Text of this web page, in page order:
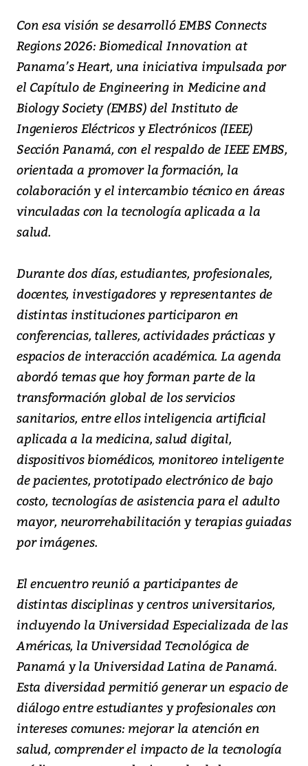
Con esa visión se desarrolló EMBS Connects
Regions 2026: Biomedical Innovation at
Panama’s Heart, una iniciativa impulsada por
el Capítulo de Engineering in Medicine and
Biology Society (EMBS) del Instituto de
Ingenieros Eléctricos y Electrónicos (IEEE)
Sección Panamá, con el respaldo de IEEE EMBS,
orientada a promover la formación, la
colaboración y el intercambio técnico en áreas
vinculadas con la tecnología aplicada a la
salud.
Durante dos días, estudiantes, profesionales,
docentes, investigadores y representantes de
distintas instituciones participaron en
conferencias, talleres, actividades prácticas y
espacios de interacción académica. La agenda
abordó temas que hoy forman parte de la
transformación global de los servicios
sanitarios, entre ellos inteligencia artificial
aplicada a la medicina, salud digital,
dispositivos biomédicos, monitoreo inteligente
de pacientes, prototipado electrónico de bajo
costo, tecnologías de asistencia para el adulto
mayor, neurorrehabilitación y terapias guiadas
por imágenes.
El encuentro reunió a participantes de
distintas disciplinas y centros universitarios,
incluyendo la Universidad Especializada de las
Américas, la Universidad Tecnológica de
Panamá y la Universidad Latina de Panamá.
Esta diversidad permitió generar un espacio de
diálogo entre estudiantes y profesionales con
intereses comunes: mejorar la atención en
salud, comprender el impacto de la tecnología